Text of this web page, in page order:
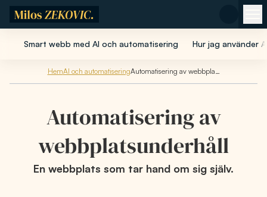
Smart webb med AI och automatisering Hur jag använder
HemAI och automatisering Automatisering av webbplatsunderhåll
Automatisering av
webbplatsunderhåll
En webbplats som tar hand om sig själv.